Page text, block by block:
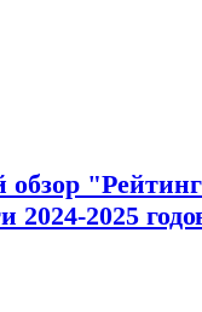
2024-2025